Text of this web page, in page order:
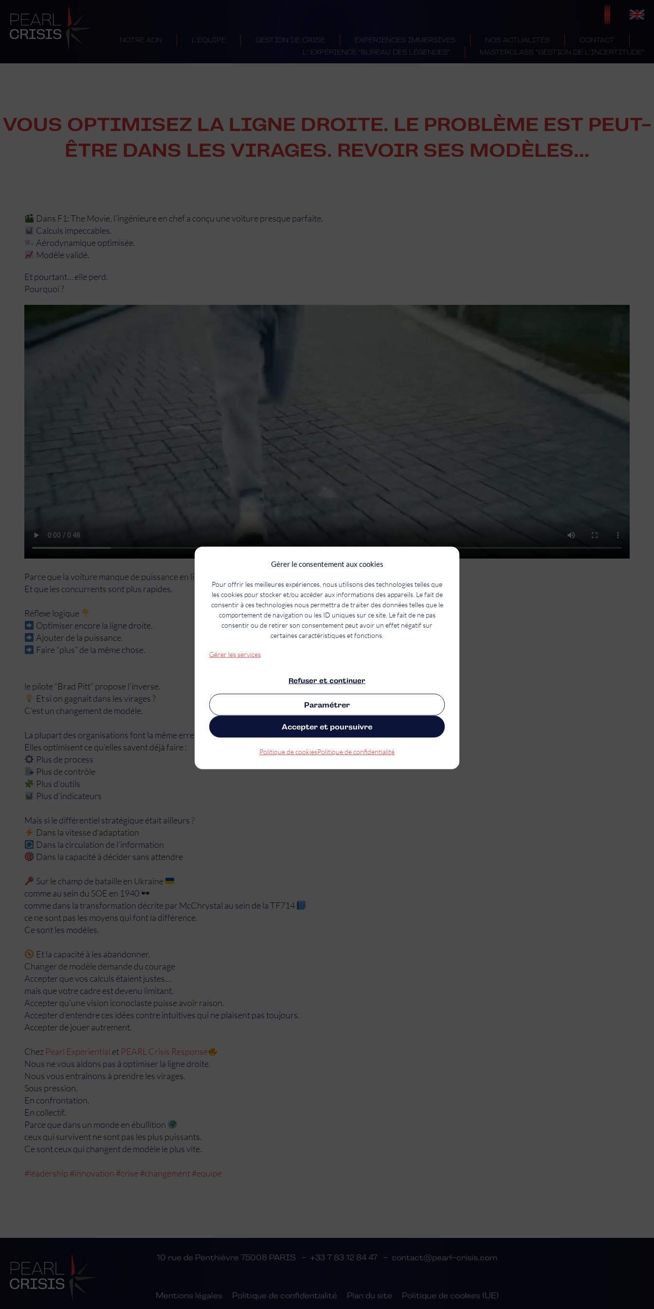
Gérer le consentement aux cookies
Pour offrir les meilleures expériences, nous utilisons des technologies telles que
les cookies pour stocker et/ou accéder aux informations des appareils. Le fait de
consentir à ces technologies nous permettra de traiter des données telles que le
comportement de navigation ou les ID uniques sur ce site. Le fait de ne pas
consentir ou de retirer son consentement peut avoir un effet négatif sur
certaines caractéristiques et fonctions.
Gérer les services
Accepter et poursuivre
Refuser et continuer
Paramétrer
Politique de cookiesPolitique de confidentialité
NOTRE ADN L’ÉQUIPE GESTION DE CRISE EXPÉRIENCES IMMERSIVES NOS ACTUALITÉS
CONTACT
L’ EXPÉRIENCE “BUREAU DES LÉGENDES”
MASTERCLASS “GESTION DE L’INCERTITUDE”
VOUS OPTIMISEZ LA LIGNE DROITE. LE PROBLÈME EST PEUT-
ÊTRE DANS LES VIRAGES. REVOIR SES MODÈLES…
Dans F1: The Movie, l’ingénieure en chef a conçu une voiture presque parfaite.
Calculs impeccables.
Aérodynamique optimisée.
Modèle validé.
Et pourtant… elle perd.
Pourquoi ?
Parce que la voiture manque de puissance en ligne droite.
Et que les concurrents sont plus rapides.
Réflexe logique
Optimiser encore la ligne droite.
Ajouter de la puissance.
Faire “plus” de la même chose.
le pilote “Brad Pitt” propose l’inverse.
Et si on gagnait dans les virages ?
C’est un changement de modèle.
La plupart des organisations font la même erreur.
Elles optimisent ce qu’elles savent déjà faire :
Plus de process
Plus de contrôle
Plus d’outils
Plus d’indicateurs
Mais si le différentiel stratégique était ailleurs ?
Dans la vitesse d’adaptation
Dans la circulation de l’information
Dans la capacité à décider sans attendre
Sur le champ de bataille en Ukraine
comme au sein du SOE en 1940
comme dans la transformation décrite par McChrystal au sein de la TF714
ce ne sont pas les moyens qui font la différence.
Ce sont les modèles.
Et la capacité à les abandonner.
Changer de modèle demande du courage
Accepter que vos calculs étaient justes…
mais que votre cadre est devenu limitant.
Accepter qu’une vision iconoclaste puisse avoir raison.
Accepter d’entendre ces idées contre intuitives qui ne plaisent pas toujours.
Accepter de jouer autrement.
Chez Pearl Experiential et PEARL Crisis Response
Nous ne vous aidons pas à optimiser la ligne droite.
Nous vous entraînons à prendre les virages.
Sous pression.
En confrontation.
En collectif.
Parce que dans un monde en ébullition
ceux qui survivent ne sont pas les plus puissants.
Ce sont ceux qui changent de modèle le plus vite.
#leadership #innovation #crise #changement#equipe
10 rue de Penthièvre 75008 PARIS +33 7 83 12 84 47 contact@pearl-crisis.com
Mentions légales Politique de confidentialité Plan du site Politique de cookies (UE)